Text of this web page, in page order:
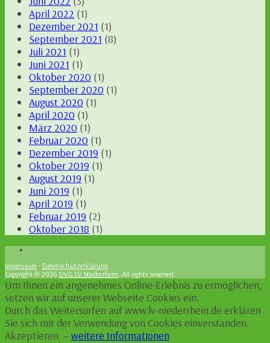
April 2022 (1)
Dezember 2021 (1)
September 2021 (8)
Juli 2021 (1)
Juni 2021 (1)
Oktober 2020 (1)
September 2020 (1)
August 2020 (1)
April 2020 (1)
März 2020 (1)
Februar 2020 (1)
Dezember 2019 (1)
Oktober 2019 (1)
August 2019 (1)
Juni 2019 (1)
April 2019 (1)
Februar 2019 (2)
Oktober 2018 (1)
Impressum · Datenschutzerklärung
Copyright © 2026 DVG LV Niederrhein . All rights reserved.
Um Ihnen ein angenehmes Online-Erlebnis zu ermöglichen,
setzen wir auf unserer Webseite Cookies ein.
Durch das Weitersurfen auf www.lv-niederrhein.de erklären
Sie sich mit der Verwendung von Cookies einverstanden.
Akzeptieren –weitere Informationen